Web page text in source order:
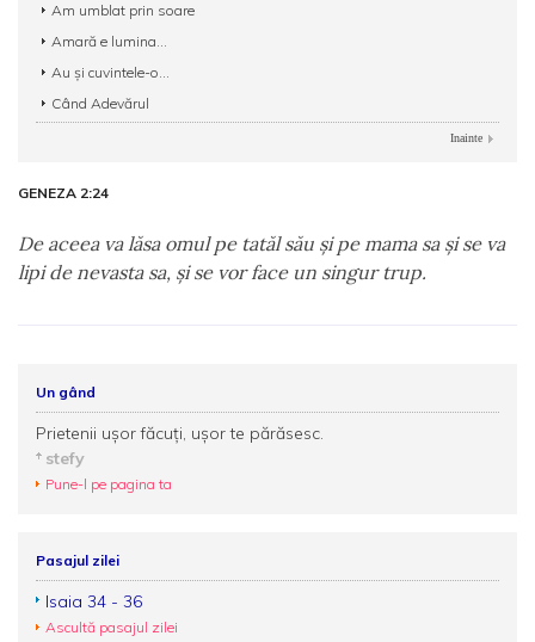
Am umblat prin soare
Amară e lumina...
Au și cuvintele-o...
Când Adevărul
Inainte
GENEZA 2:24
De aceea va lăsa omul pe tatăl său şi pe mama sa şi se va
lipi de nevasta sa, şi se vor face un singur trup.
Un gând
Prietenii uşor făcuţi, uşor te părăsesc.
stefy
Pune-l pe pagina ta
Pasajul zilei
Isaia 34 - 36
Ascultă pasajul zilei